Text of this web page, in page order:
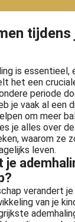
tijdens
is essentieel,
het een
periode
je vaak al een
om meer
je alles over
waarom ze
leven.
je
verandert
van je